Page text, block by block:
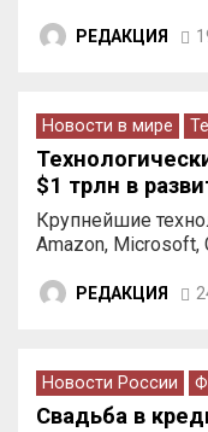
РЕДАКЦИЯ
Новости в мире
$1 трлн в
Крупнейшие
Amazon, Microsoft,
РЕДАКЦИЯ
Новости России
Свадьба в